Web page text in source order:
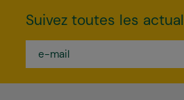
Suivez toutes les
mail